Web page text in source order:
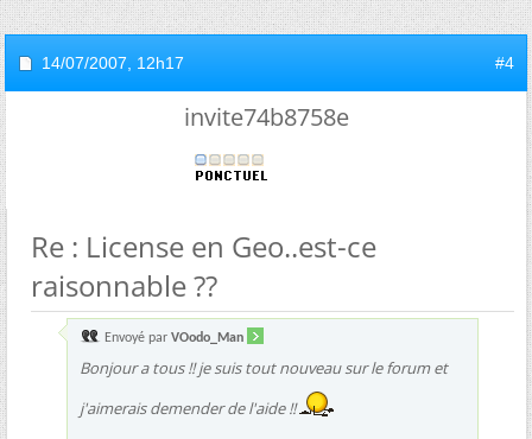
14/07/2007, 12h17 #4
invite74b8758e
Re : License en Geo..est-ce
raisonnable ??
Envoyé par VOodo_Man
Bonjour a tous !! je suis tout nouveau sur le forum et
j'aimerais demender de l'aide !!